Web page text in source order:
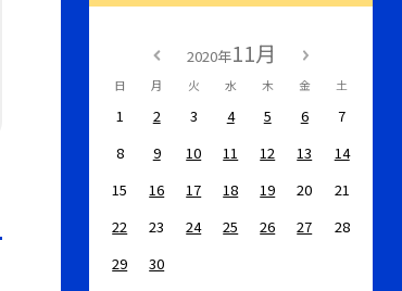
2020年11月
日 月 火 水 木 金 土
1 2 3 4 5 6
7
8
9 10 11 12 13
14
15
16 17 18 19 20
21
22
23 24 25 26 27
28
29
30